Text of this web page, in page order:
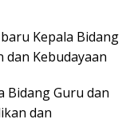
Kepala Bidang
dan Kebudayaan
Bidang Guru dan
dan